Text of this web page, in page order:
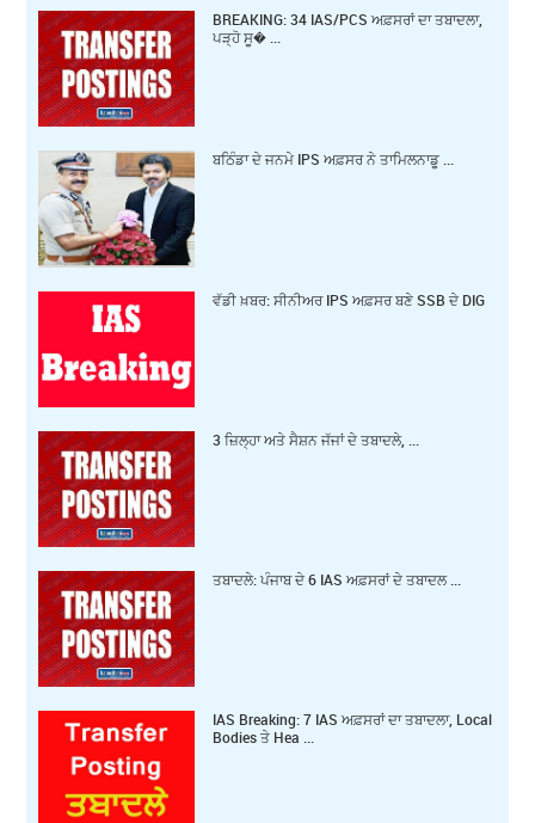
BREAKING: 34 IAS/PCS ਅਫ਼ਸਰਾਂ ਦਾ ਤਬਾਦਲਾ,
ਪੜ੍ਹੋ ਸੂ� ...
ਬਠਿੰਡਾ ਦੇ ਜਨਮੇ IPS ਅਫ਼ਸਰ ਨੇ ਤਾਮਿਲਨਾਡੂ ...
ਵੱਡੀ ਖ਼ਬਰ: ਸੀਨੀਅਰ IPS ਅਫ਼ਸਰ ਬਣੇ SSB ਦੇ DIG
3 ਜ਼‍ਿਲ੍ਹਾ ਅਤੇ ਸੈਸ਼ਨ ਜੱਜਾਂ ਦੇ ਤਬਾਦਲੇ, ...
ਤਬਾਦਲੇ: ਪੰਜਾਬ ਦੇ 6 IAS ਅਫ਼ਸਰਾਂ ਦੇ ਤਬਾਦਲ ...
IAS Breaking: 7 IAS ਅਫ਼ਸਰਾਂ ਦਾ ਤਬਾਦਲਾ, Local
Bodies ਤੇ Hea ...